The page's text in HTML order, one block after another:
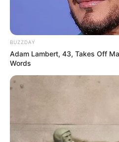
Sommernächte bei
Wir laden euch ab 17 Uhr
Sommernächten bei
entspannten Feierabend-
Familie mit
Highlights und jeder
gemeinsam an und lasst
zusammen ausklingen,
Stadt/Ort: Freital
BUZZDAY
Adam Lambert, 43, Takes Off
Words